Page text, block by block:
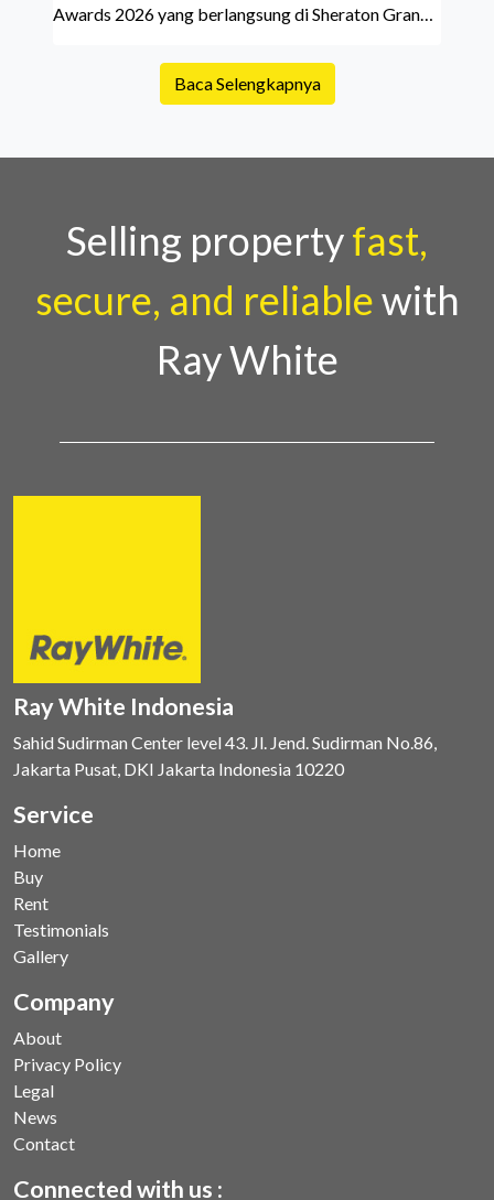
Awards 2026 yang berlangsung di Sheraton Grand
menjadi momen istimewa bagi para pelaku industri
properti dan keuangan. Lebih dari 400 marketing
Country Director Ray White Indon
Baca Selengkapnya
Selling propertyfast,
secure, and reliablewith
Ray White
Ray White Indonesia
Sahid Sudirman Center level 43. Jl. Jend. Sudirman No.86,
Jakarta Pusat, DKI Jakarta Indonesia 10220
Service
Home
Buy
Rent
Testimonials
Gallery
Company
About
Privacy Policy
Legal
News
Contact
Connected with us :